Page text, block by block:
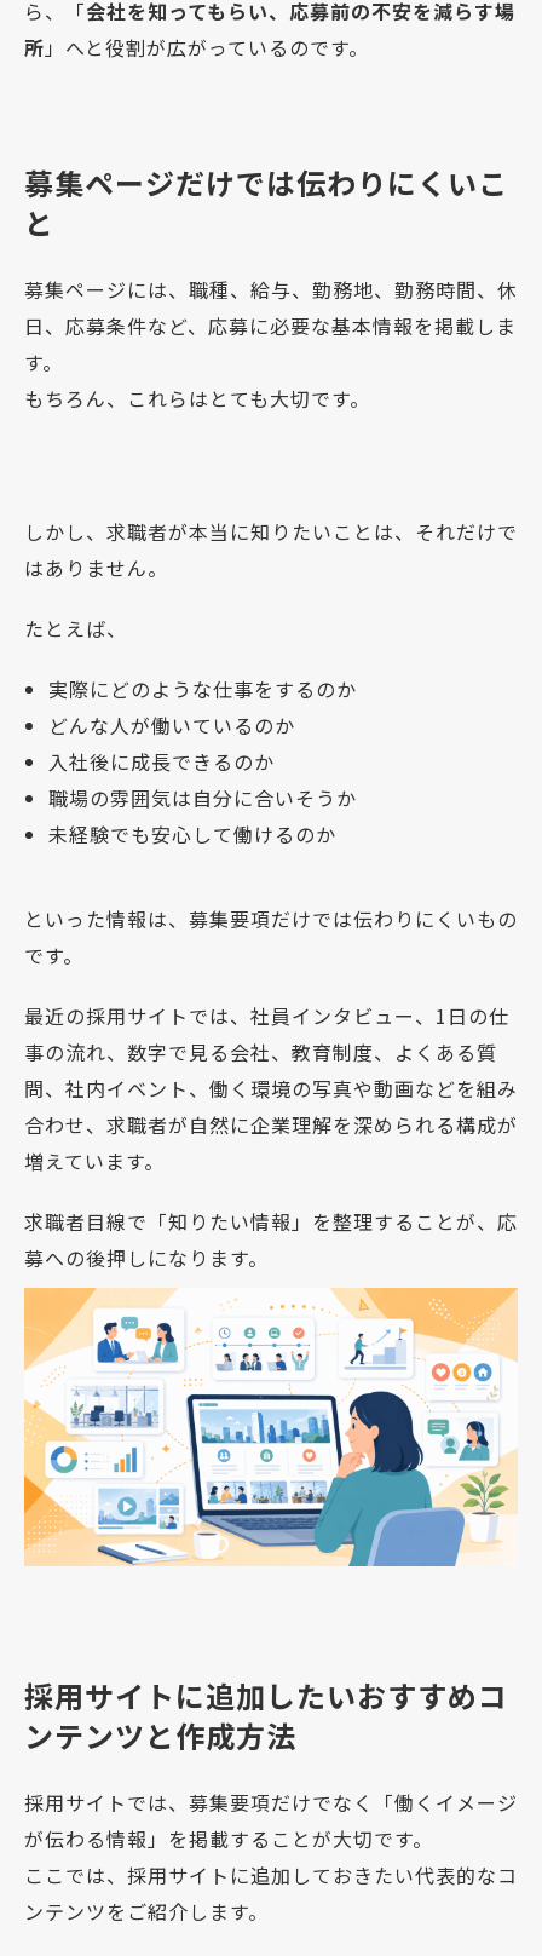
ら、「会社を知ってもらい、応募前の不安を減らす場
所 」へと役割が広がっているのです。
募集ページだけでは伝わりにくいこ
と
募集ページには、職種、給与、勤務地、勤務時間、休
日、応募条件など、応募に必要な基本情報を掲載しま
す。
もちろん、これらはとても大切です。
しかし、求職者が本当に知りたいことは、それだけで
はありません。
たとえば、
実際にどのような仕事をするのか
どんな人が働いているのか
入社後に成長できるのか
職場の雰囲気は自分に合いそうか
未経験でも安心して働けるのか
といった情報は、募集要項だけでは伝わりにくいもの
です。
最近の採用サイトでは、社員インタビュー、1日の仕
事の流れ、数字で見る会社、教育制度、よくある質
問、社内イベント、働く環境の写真や動画などを組み
合わせ、求職者が自然に企業理解を深められる構成が
増えています。
求職者目線で「知りたい情報」を整理することが、応
募への後押しになります。
採用サイトに追加したいおすすめコ
ンテンツと作成方法
採用サイトでは、募集要項だけでなく「働くイメージ
が伝わる情報」を掲載することが大切です。
ここでは、採用サイトに追加しておきたい代表的なコ
ンテンツをご紹介します。